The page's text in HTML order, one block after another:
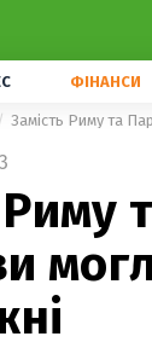
ФІНАНСИ
Замість Риму та
3